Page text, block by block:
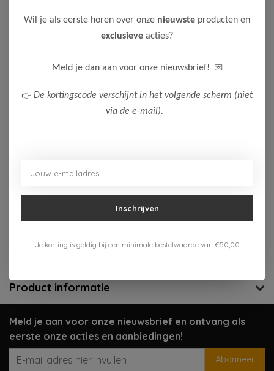
10,00 19,99
Kleur: Off white / Materiaal: 95% Cotton/ 5% Elastane
Maak een keuze:
Aan verlanglijst toevoegen
Gratis verzenden vanaf 75,-
Verzenden 1-3 werkdagen
Product informatie
Meld je aan voor onze nieuwsbrief en ontvang als
eerste onze acties en aanbiedingen!
Abonneer
Wil je als eerste horen over onze nieuwste producten en
exclusieve acties?
Meld je dan aan voor onze nieuwsbrief! 💌
👉 De kortingscode verschijnt in het volgende scherm (niet
via de e-mail).
Inschrijven
Je korting is geldig bij een minimale bestelwaarde van €50,00